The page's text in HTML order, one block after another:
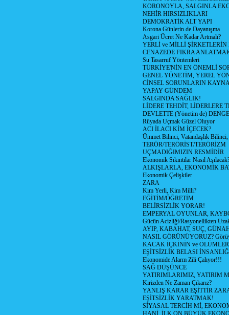
KORONOYLA, SALGINLA
NEHİR HIRSIZLIKLARI
DEMOKRATİK ALT YAPI
Korona Günlerin de Dayanışma
Asgari Ücret Ne Kadar Artmalı?
YERLİ ve MİLLİ
CENAZEDE FIKRA
Su Tasarruf Yöntemleri
TÜRKİYE'NİN EN ÖNEMLİ
GENEL YÖNETİM, YEREL
CİNSEL SORUNLARIN
YAPAY GÜNDEM
SALGINDA SAĞLIK!
LİDERE TEHDİT, LİDERLERE
DEVLETTE (Yönetim de)
Rüyada Uçmak Güzel Oluyor
ACI İLACI KİM İÇECEK?
Ümmet Bilinci, Vatandaşlık
TERÖR/TERÖRİST/TERÖRİZM
UÇMADIĞIMIZIN RESMİDİR
Ekonomik Sıkıntılar Nasıl
ALKIŞLARLA, EKONOMİK
Ekonomik Çelişkiler
ZARA
Kim Yerli, Kim Milli?
EĞİTİM/ÖĞRETİM
BELİRSİZLİK YORAR!
EMPERYAL OYUNLAR,
Gücün Acizliği/Rasyonellikten
AYIP, KABAHAT, SUÇ,
NASIL GÖRÜNÜYORUZ?
KACAK İÇKİNİN ve
EŞİTSİZLİK BELASI
Ekonomide Alarm Zili Çalıyor!!!
SAĞ DÜŞÜNCE
YATIRIMLARIMIZ, YATIRIM
Kirizden Ne Zaman Çıkarız?
YANLIŞ KARAR EŞİTTİR
EŞİTSİZLİK YARATMAK!
SİYASAL TERCİH Mİ,
HANİ, İLK ON BÜYÜK